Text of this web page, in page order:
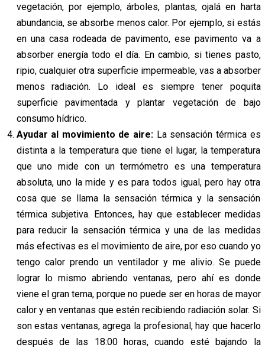
vegetación, por ejemplo, árboles, plantas, ojalá en harta
abundancia, se absorbe menos calor. Por ejemplo, si estás
en una casa rodeada de pavimento, ese pavimento va a
absorber energía todo el día. En cambio, si tienes pasto,
ripio, cualquier otra superficie impermeable, vas a absorber
menos radiación. Lo ideal es siempre tener poquita
superficie pavimentada y plantar vegetación de bajo
consumo hídrico.
Ayudar al movimiento de aire: La sensación térmica es
distinta a la temperatura que tiene el lugar, la temperatura
que uno mide con un termómetro es una temperatura
absoluta, uno la mide y es para todos igual, pero hay otra
cosa que se llama la sensación térmica y la sensación
térmica subjetiva. Entonces, hay que establecer medidas
para reducir la sensación térmica y una de las medidas
más efectivas es el movimiento de aire, por eso cuando yo
tengo calor prendo un ventilador y me alivio. Se puede
lograr lo mismo abriendo ventanas, pero ahí es donde
viene el gran tema, porque no puede ser en horas de mayor
calor y en ventanas que estén recibiendo radiación solar. Si
son estas ventanas, agrega la profesional, hay que hacerlo
después de las 18:00 horas, cuando esté bajando la